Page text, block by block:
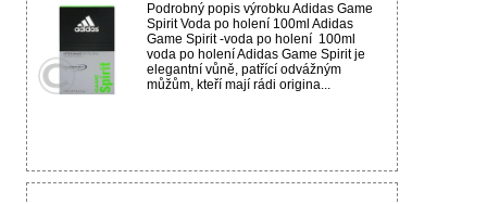
Podrobný popis výrobku Adidas Game
Spirit Voda po holení 100ml Adidas
Game Spirit -voda po holení 100ml
voda po holení Adidas Game Spirit je
elegantní vůně, patřící odvážným
můžům, kteří mají rádi origina...